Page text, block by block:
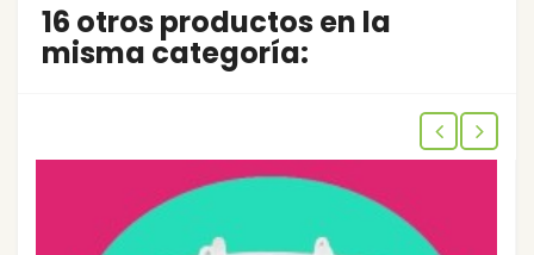
16 otros productos en la
misma categoría: